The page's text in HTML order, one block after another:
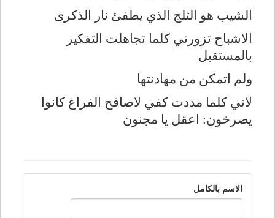
الشيب هو الثلج الذي يطفئ نار الذكرى
الاشباح تزورني كلما تجاهلت التفكير
بالمستقبل
ولم اتمكن من مهادنتها
لاني كلما مددت كفي لاصافح الفراغ كانوا
يصرخون: اعقل يا مجنون
الاسم بالكامل